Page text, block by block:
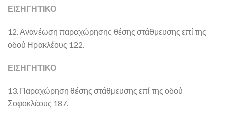
ΕΙΣΗΓΗΤΙΚΟ
12. Ανανέωση παραχώρησης θέσης στάθμευσης επί της
οδού Ηρακλέους 122.
ΕΙΣΗΓΗΤΙΚΟ
13. Παραχώρηση θέσης στάθμευσης επί της οδού
Σοφοκλέους 187.